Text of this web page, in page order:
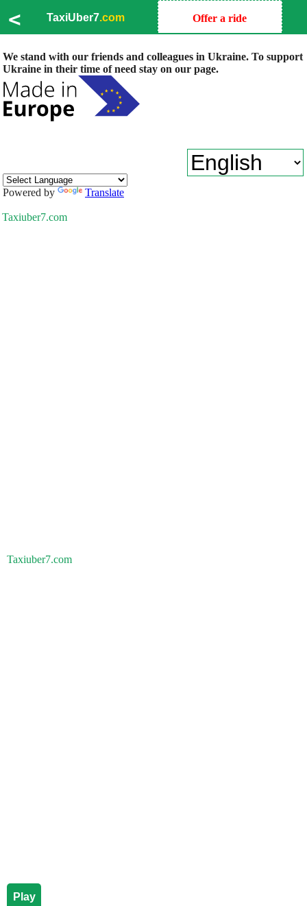
< TaxiUber7.com Offer a ride
We stand with our friends and colleagues in Ukraine. To support
Ukraine in their time of need stay on our page.
Powered by Translate
Taxiuber7.com
Taxiuber7.com
Play